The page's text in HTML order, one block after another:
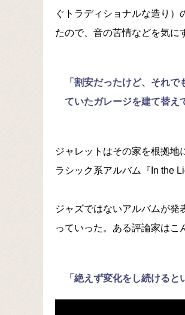
ぐトラディショナルな造り
たので、音の苦情などを気に
「割安だったけど、それ
ていたガレージを建て替え
ジャレットはその家を根拠地
ラシック系アルバム『In the
ジャズではないアルバムが発
っていった。ある評論家はこ
「絶えず変化をし続ける